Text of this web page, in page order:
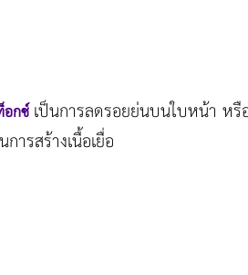
อกซ์เป็นการลดรอยย่นบนใบหน้า ห
ารสร้างเนื้อเยื่อ